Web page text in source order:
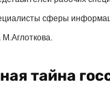
сферы
тайна